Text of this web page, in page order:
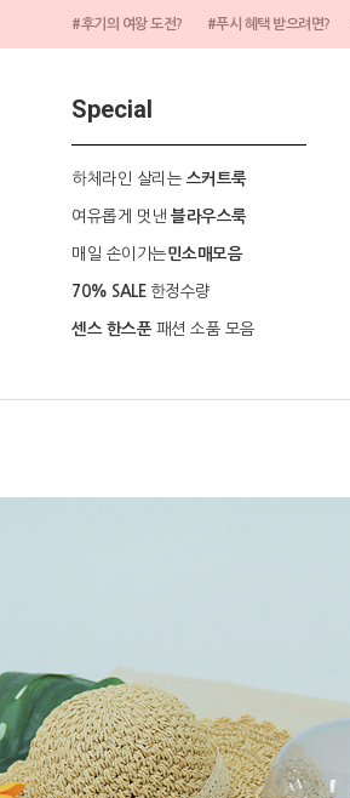
#후기의 여왕 도전? #푸시 혜택 받으려면?
Special
하체라인 살리는 스커트룩
여유롭게 멋낸 블라우스룩
매일 손이가는민소매모음
70% SALE 한정수량
센스 한스푼패션 소품 모음